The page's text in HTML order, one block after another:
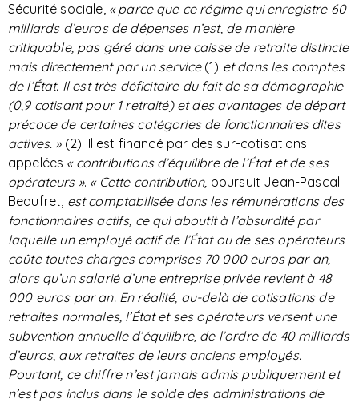
Sécurité sociale, « parce que ce régime qui enregistre 60
milliards d’euros de dépenses n’est, de manière
critiquable, pas géré dans une caisse de retraite distincte
mais directement par un service(1) et dans les comptes
de l’État. Il est très déficitaire du fait de sa démographie
(0,9 cotisant pour 1 retraité) et des avantages de départ
précoce de certaines catégories de fonctionnaires dites
actives. »(2). Il est financé par des sur-cotisations
appelées « contributions d’équilibre de l’État et de ses
opérateurs ». « Cette contribution, poursuit Jean-Pascal
Beaufret, est comptabilisée dans les rémunérations des
fonctionnaires actifs, ce qui aboutit à l’absurdité par
laquelle un employé actif de l’État ou de ses opérateurs
coûte toutes charges comprises 70 000 euros par an,
alors qu’un salarié d’une entreprise privée revient à 48
000 euros par an. En réalité, au-delà de cotisations de
retraites normales, l’État et ses opérateurs versent une
subvention annuelle d’équilibre, de l’ordre de 40 milliards
d’euros, aux retraites de leurs anciens employés.
Pourtant, ce chiffre n’est jamais admis publiquement et
n’est pas inclus dans le solde des administrations de